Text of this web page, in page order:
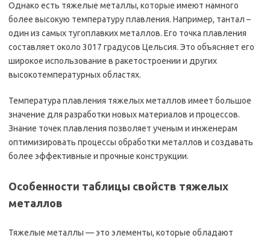
Однако есть тяжелые металлы, которые имеют намного
более высокую температуру плавления. Например, тантал –
один из самых тугоплавких металлов. Его точка плавления
составляет около 3017 градусов Цельсия. Это объясняет его
широкое использование в ракетостроении и других
высокотемпературных областях.
Температура плавления тяжелых металлов имеет большое
значение для разработки новых материалов и процессов.
Знание точек плавления позволяет ученым и инженерам
оптимизировать процессы обработки металлов и создавать
более эффективные и прочные конструкции.
Особенности таблицы свойств тяжелых
металлов
Тяжелые металлы — это элементы, которые обладают